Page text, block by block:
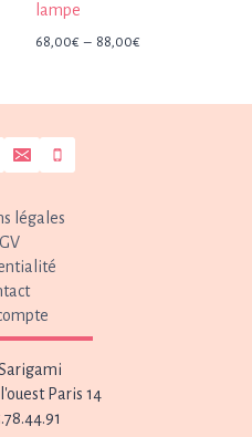
lampe
68,00€ – 88,00€
68,00€
légales
Paris 14